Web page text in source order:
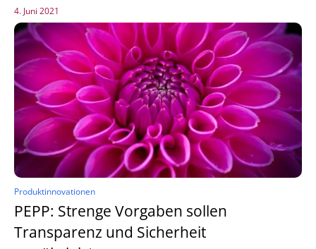
4. Juni 2021
Produktinnovationen
PEPP: Strenge Vorgaben sollen
Transparenz und Sicherheit